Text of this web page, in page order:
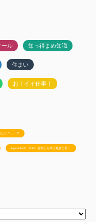
ール 知っ得まめ知識
住まい
お！イイ仕事！
ビザニュース
Ayudanteの「GA4: 基本から学ぶ最新分析」